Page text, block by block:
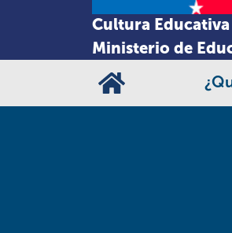
Cultura Educativa
Ministerio de